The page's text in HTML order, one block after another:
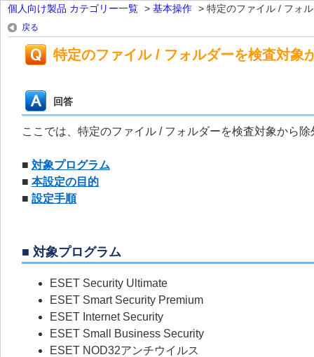
個人向け製品 カテゴリー一覧 > 基本操作 > 特定のファイル / フォ
戻る
特定のファイル / フォルダーを検査対象
回答
ここでは、特定のファイル / フォルダーを検査対象から
■ 対象プログラム
■ 本設定の目的
■ 設定手順
■ 対象プログラム
ESET Security Ultimate
ESET Smart Security Premium
ESET Internet Security
ESET Small Business Security
ESET NOD32アンチウイルス